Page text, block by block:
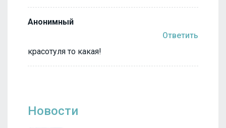
Анонимный
Ответить
красотуля то какая!
Новости